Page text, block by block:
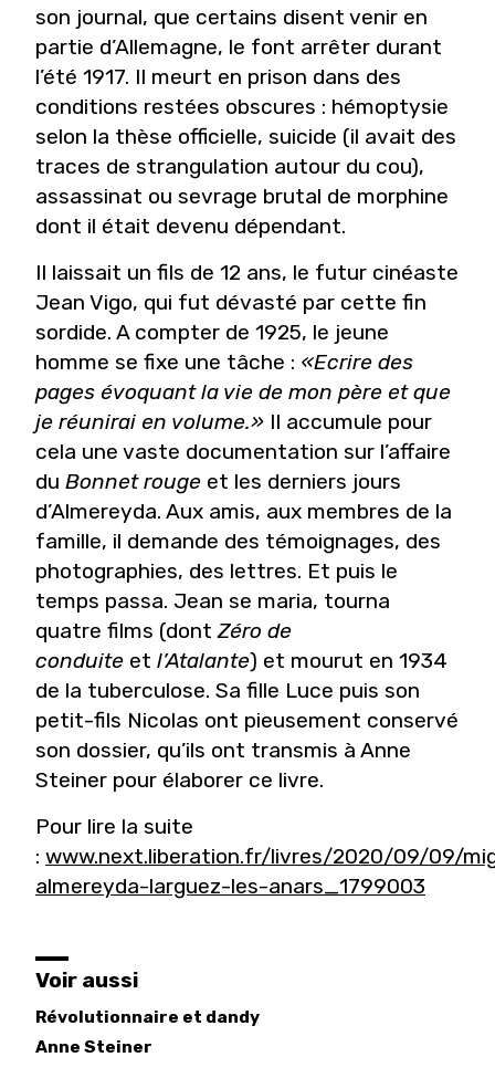
son journal, que certains disent venir en
partie d’Allemagne, le font arrêter durant
l’été 1917. Il meurt en prison dans des
conditions restées obscures : hémoptysie
selon la thèse officielle, suicide (il avait des
traces de strangulation autour du cou),
assassinat ou sevrage brutal de morphine
dont il était devenu dépendant.
Il laissait un fils de 12 ans, le futur cinéaste
Jean Vigo, qui fut dévasté par cette fin
sordide. A compter de 1925, le jeune
homme se fixe une tâche : «Ecrire des
pages évoquant la vie de mon père et que
je réunirai en volume.» Il accumule pour
cela une vaste documentation sur l’affaire
du Bonnet rouge et les derniers jours
d’Almereyda. Aux amis, aux membres de la
famille, il demande des témoignages, des
photographies, des lettres. Et puis le
temps passa. Jean se maria, tourna
quatre films (dontZéro de
conduite et l’Atalante) et mourut en 1934
de la tuberculose. Sa fille Luce puis son
petit-fils Nicolas ont pieusement conservé
son dossier, qu’ils ont transmis à Anne
Steiner pour élaborer ce livre.
Pour lire la suite
: www.next.liberation.fr/livres/2020/09/09/
almereyda-larguez-les-anars_1799003
Voir aussi
Révolutionnaire et dandy
Anne Steiner